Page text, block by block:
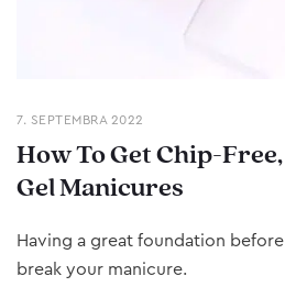
7. SEPTEMBRA 2022
How To Get Chip-
Gel Manicures
Having a great foundation
break your manicure.